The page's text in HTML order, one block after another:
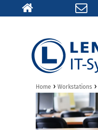
Home › Workstations ›